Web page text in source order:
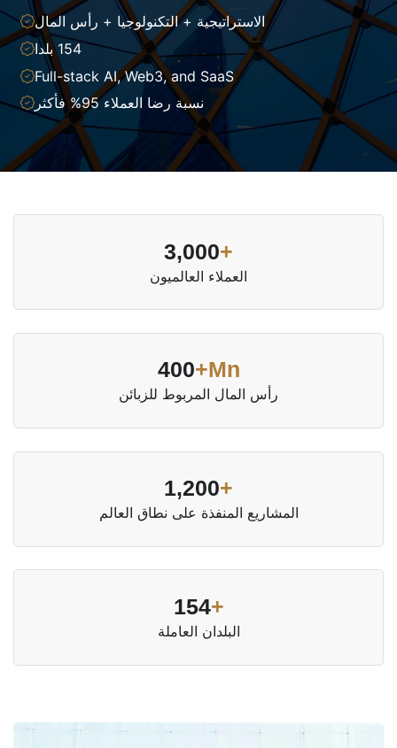
الاستراتيجية + التكنولوجيا + رأس المال
154 بلدا
Full-stack AI, Web3, and SaaS
نسبة رضا العملاء 95% فأكثر
3,000+
العملاء العالميون
400 Mn+
رأس المال المربوط للزبائن
1,200+
المشاريع المنفذة على نطاق العالم
154+
البلدان العاملة